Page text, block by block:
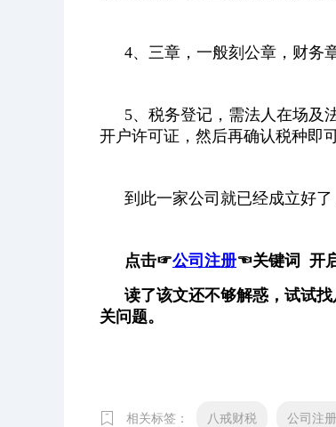
4、三章，一般刻公章，财务
5、税务登记，需法人在场及
开户许可证，然后再确认税种即可
到此一家公司就已经成立好了
点击☞公司注册☜关键词 开
读了该文还不够解惑，试试
关问题。
相关标签： 八戒财税 公司注册